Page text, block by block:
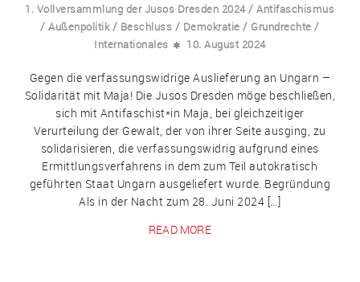
1. Vollversammlung der Jusos Dresden 2024/Antifaschismus
/Außenpolitik/ Beschluss / Demokratie / Grundrechte /
Internationales 10. August 2024
Gegen die verfassungswidrige Auslieferung an Ungarn –
Solidarität mit Maja! Die Jusos Dresden möge beschließen,
sich mit Antifaschist*in Maja, bei gleichzeitiger
Verurteilung der Gewalt, der von ihrer Seite ausging, zu
solidarisieren, die verfassungswidrig aufgrund eines
Ermittlungsverfahrens in dem zum Teil autokratisch
geführten Staat Ungarn ausgeliefert wurde. Begründung
Als in der Nacht zum 28. Juni 2024 […]
READ MORE